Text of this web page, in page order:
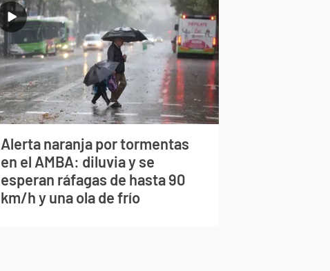
Alerta naranja por tormentas
en el AMBA: diluvia y se
esperan ráfagas de hasta 90
km/h y una ola de frío